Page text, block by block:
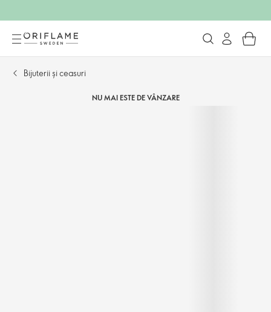
Bijuterii și ceasuri
NU MAI ESTE DE VÂNZARE